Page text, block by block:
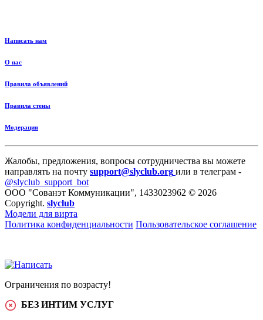
Написать нам
О нас
Правила объявлений
Правила стены
Модерация
Жалобы, предложения, вопросы сотрудничества вы можете
направлять на почту support@slyclub.org или в телеграм -
@slyclub_support_bot
ООО "Сованэт Коммуникации", 1433023962 © 2026
Copyright. slyclub
Модели для вирта
Политика конфиденциальности Пользовательское соглашение
Ограничения по возрасту!
БЕЗ ИНТИМ УСЛУГ